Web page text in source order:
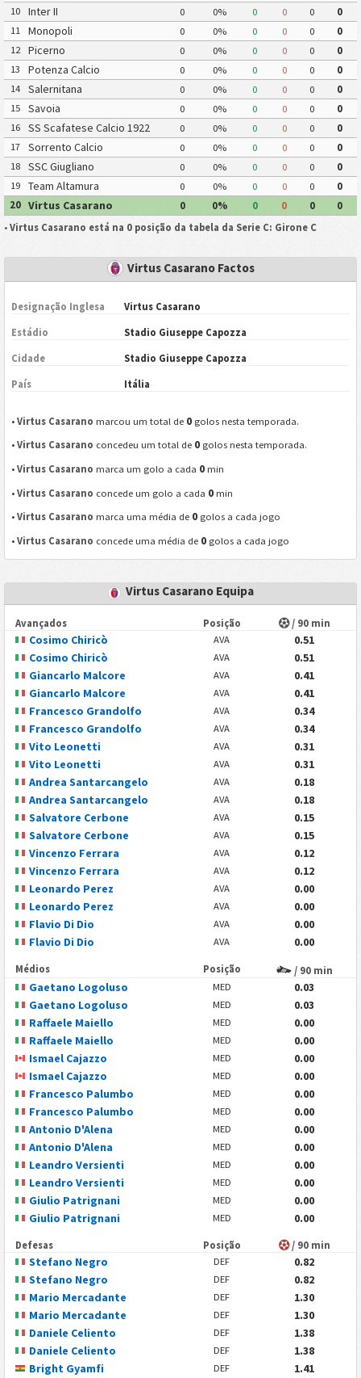
10
Inter II 0 0% 0 0 0
0
11
Monopoli 0 0% 0 0 0
0
12
Picerno 0 0% 0 0 0
0
13
Potenza Calcio 0 0% 0 0 0
0
14
Salernitana 0 0% 0 0 0
0
15
Savoia 0 0% 0 0 0
0
16
SS Scafatese Calcio 1922 0 0% 0 0 0
0
17
Sorrento Calcio 0 0% 0 0 0
0
18
SSC Giugliano 0 0% 0 0 0
0
19
Team Altamura 0 0% 0 0 0
0
20
Virtus Casarano 0 0% 0 0 0
0
• Virtus Casarano está na 0 posição da tabela da Serie C: Girone C
Virtus Casarano Factos
Designação Inglesa Virtus Casarano
Estádio Stadio Giuseppe Capozza
Cidade Stadio Giuseppe Capozza
País Itália
•Virtus Casarano marcou um total de 0 golos nesta temporada.
•Virtus Casarano concedeu um total de 0 golos nesta temporada.
•Virtus Casarano marca um golo a cada 0 min
•Virtus Casarano concede um golo a cada 0 min
•Virtus Casarano marca uma média de 0 golos a cada jogo
•Virtus Casarano concede uma média de 0 golos a cada jogo
Virtus Casarano Equipa
Avançados Posição / 90 min
Cosimo Chiricò AVA
0.51
Cosimo Chiricò
AVA
0.51
Giancarlo Malcore
AVA
0.41
Giancarlo Malcore
AVA
0.41
Francesco Grandolfo
AVA
0.34
Francesco Grandolfo
AVA
0.34
Vito Leonetti
AVA
0.31
Vito Leonetti
AVA
0.31
Andrea Santarcangelo
AVA
0.18
Andrea Santarcangelo
AVA
0.18
Salvatore Cerbone
AVA
0.15
Salvatore Cerbone
AVA
0.15
Vincenzo Ferrara
AVA
0.12
Vincenzo Ferrara
AVA
0.12
Leonardo Perez
AVA
0.00
Leonardo Perez
AVA
0.00
Flavio Di Dio
AVA
0.00
Flavio Di Dio
AVA 0.00
Médios Posição / 90 min
Gaetano Logoluso MED
0.03
Gaetano Logoluso
MED
0.03
Raffaele Maiello
MED
0.00
Raffaele Maiello
MED
0.00
Ismael Cajazzo
MED
0.00
Ismael Cajazzo
MED
0.00
Francesco Palumbo
MED
0.00
Francesco Palumbo
MED
0.00
Antonio D'Alena
MED
0.00
Antonio D'Alena
MED
0.00
Leandro Versienti
MED
0.00
Leandro Versienti
MED
0.00
Giulio Patrignani
MED
0.00
Giulio Patrignani
MED 0.00
Defesas Posição / 90 min
Stefano Negro DEF
0.82
Stefano Negro
DEF
0.82
Mario Mercadante
DEF
1.30
Mario Mercadante
DEF
1.30
Daniele Celiento
DEF
1.38
Daniele Celiento
DEF
1.38
Bright Gyamfi
DEF 1.41